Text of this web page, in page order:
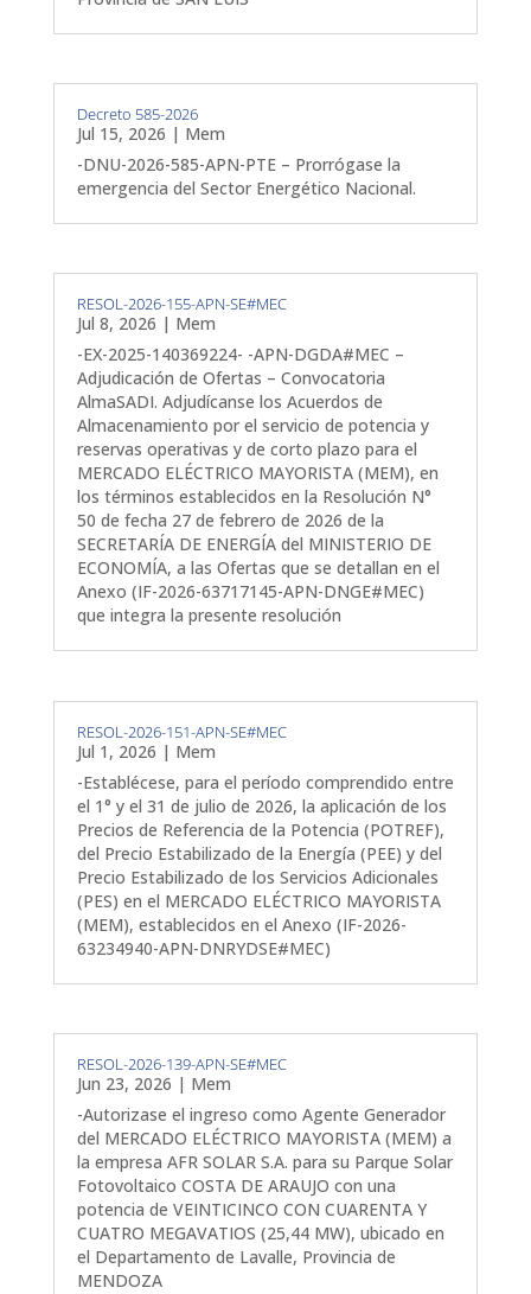
Decreto 585-2026
Jul 15, 2026 | Mem
-DNU-2026-585-APN-PTE – Prorrógase la
emergencia del Sector Energético Nacional.
RESOL-2026-155-APN-SE#MEC
Jul 8, 2026 | Mem
-EX-2025-140369224- -APN-DGDA#MEC –
Adjudicación de Ofertas – Convocatoria
AlmaSADI. Adjudícanse los Acuerdos de
Almacenamiento por el servicio de potencia y
reservas operativas y de corto plazo para el
MERCADO ELÉCTRICO MAYORISTA (MEM), en
los términos establecidos en la Resolución N°
50 de fecha 27 de febrero de 2026 de la
SECRETARÍA DE ENERGÍA del MINISTERIO DE
ECONOMÍA, a las Ofertas que se detallan en el
Anexo (IF-2026-63717145-APN-DNGE#MEC)
que integra la presente resolución
RESOL-2026-151-APN-SE#MEC
Jul 1, 2026 | Mem
-Establécese, para el período comprendido entre
el 1° y el 31 de julio de 2026, la aplicación de los
Precios de Referencia de la Potencia (POTREF),
del Precio Estabilizado de la Energía (PEE) y del
Precio Estabilizado de los Servicios Adicionales
(PES) en el MERCADO ELÉCTRICO MAYORISTA
(MEM), establecidos en el Anexo (IF-2026-
63234940-APN-DNRYDSE#MEC)
RESOL-2026-139-APN-SE#MEC
Jun 23, 2026 | Mem
-Autorizase el ingreso como Agente Generador
del MERCADO ELÉCTRICO MAYORISTA (MEM) a
la empresa AFR SOLAR S.A. para su Parque Solar
Fotovoltaico COSTA DE ARAUJO con una
potencia de VEINTICINCO CON CUARENTA Y
CUATRO MEGAVATIOS (25,44 MW), ubicado en
el Departamento de Lavalle, Provincia de
MENDOZA